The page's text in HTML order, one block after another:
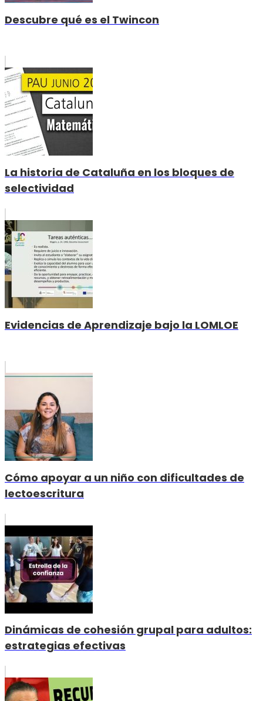
Descubre qué es el Twincon
La historia de Cataluña en los bloques de
selectividad
Evidencias de Aprendizaje bajo la LOMLOE
Cómo apoyar a un niño con dificultades de
lectoescritura
Dinámicas de cohesión grupal para adultos:
estrategias efectivas